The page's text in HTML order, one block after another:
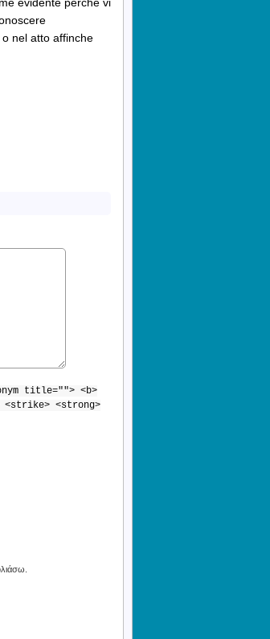
nel atto affinche
title=""> <b>
<strike> <strong>